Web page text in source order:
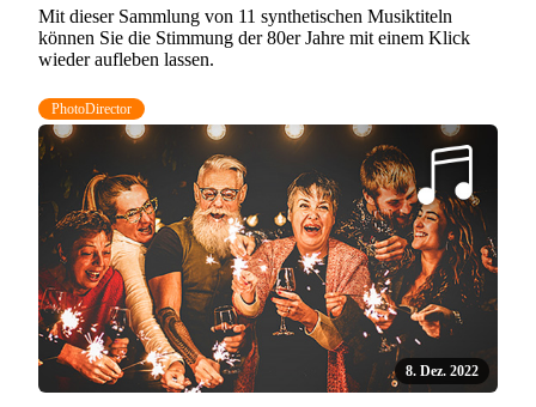
Mit dieser Sammlung von 11 synthetischen Musiktiteln
können Sie die Stimmung der 80er Jahre mit einem Klick
wieder aufleben lassen.
PhotoDirector
8. Dez. 2022